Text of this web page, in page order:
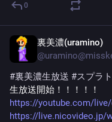
0
裏美濃(uramino)
@
#裏美濃生放送 #スプラ
生放送開始！！！！！
https://youtube.com/live/
https://live.nicovideo.jp/